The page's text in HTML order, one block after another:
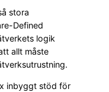
stora
Defined
logik
allt måste
inbyggt stöd för